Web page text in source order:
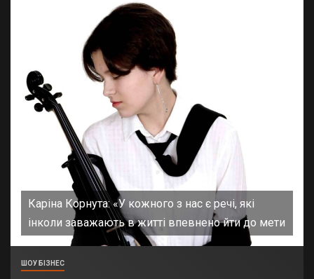
Каріна Корнута: «У кожного з нас є речі, які
інколи заважають в житті впевнено йти до мети
ШОУ БІЗНЕС